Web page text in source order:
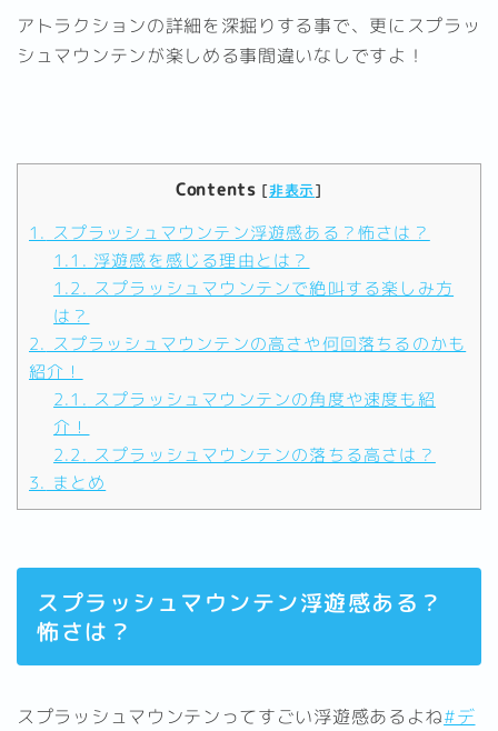
アトラクションの詳細を深掘りする事で、更にスプラッ
シュマウンテンが楽しめる事間違いなしですよ！
Contents [非表示]
1. スプラッシュマウンテン浮遊感ある？怖さは？
1.1. 浮遊感を感じる理由とは？
1.2. スプラッシュマウンテンで絶叫する楽しみ方
は？
2. スプラッシュマウンテンの高さや何回落ちるのかも
紹介！
2.1. スプラッシュマウンテンの角度や速度も紹
介！
2.2. スプラッシュマウンテンの落ちる高さは？
3. まとめ
スプラッシュマウンテン浮遊感ある？
怖さは？
スプラッシュマウンテンってすごい浮遊感あるよね#デ